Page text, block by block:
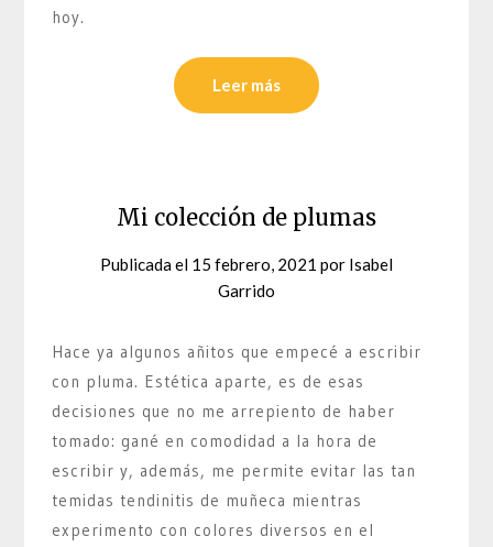
hoy.
Leer más
Mi colección de plumas
Publicada el 15 febrero, 2021 por Isabel
Garrido
Hace ya algunos añitos que empecé a escribir
con pluma. Estética aparte, es de esas
decisiones que no me arrepiento de haber
tomado: gané en comodidad a la hora de
escribir y, además, me permite evitar las tan
temidas tendinitis de muñeca mientras
experimento con colores diversos en el